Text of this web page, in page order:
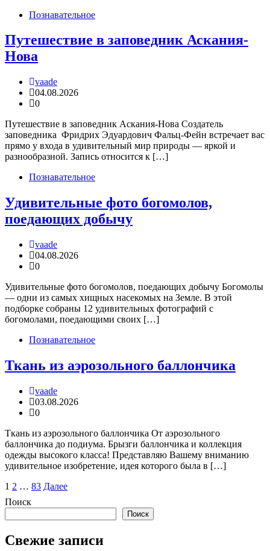
Познавательное
Путешествие в заповедник Аскания-
Нова
vaade
04.08.2026
0
Путешествие в заповедник Аскания-Нова Создатель
заповедника Фридрих Эдуардович Фальц-Фейн встречает вас
прямо у входа в удивительный мир природы — яркой и
разнообразной. Запись относится к […]
Познавательное
Удивительные фото богомолов,
поедающих добычу
vaade
04.08.2026
0
Удивительные фото богомолов, поедающих добычу Богомолы
— одни из самых хищных насекомых на Земле. В этой
подборке собраны 12 удивительных фотографий с
богомолами, поедающими своих […]
Познавательное
Ткань из аэрозольного баллончика
vaade
03.08.2026
0
Ткань из аэрозольного баллончика От аэрозольного
баллончика до подиума. Брызги баллончика и коллекция
одежды высокого класса! Представляю Вашему вниманию
удивительное изобретение, идея которого была в […]
Пагинация
записей
1 2 … 83 Далее
Поиск
Поиск
Свежие записи